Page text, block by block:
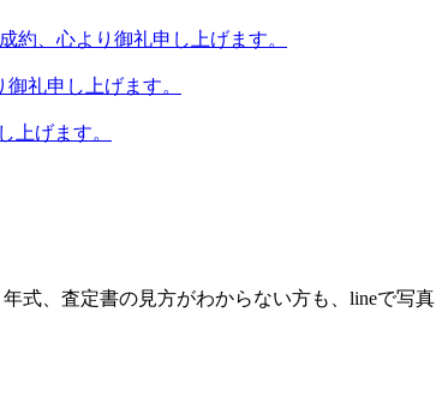
約、心より御礼申し上げます。
御礼申し上げます。
上げます。
式、査定書の見方がわからない方も、lineで